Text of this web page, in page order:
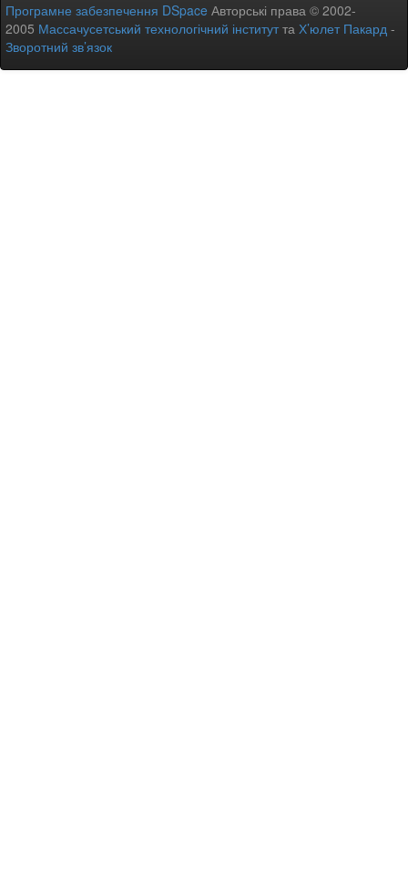
Програмне забезпечення DSpace Авторські права © 2002-
2005 Массачусетський технологічний інститутта Х’юлет Пакард -
Зворотний зв’язок